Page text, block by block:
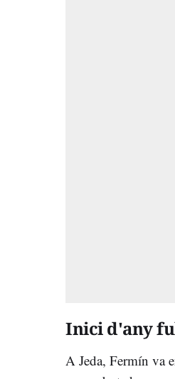
Inici d'any
A Jeda, Fermín va